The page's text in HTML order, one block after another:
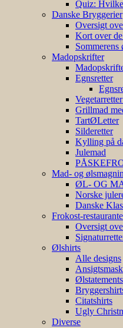
Quiz:
Danske Bryggerier
Oversigt
Kort over
Madopskrifter
Egnsretter
Grillmad
TartØLetter
Silderetter
Kylling på
Julemad
Mad- og
ØL- OG
Norske
Danske
Frokost-
Oversigt
Ølshirts
Alle designs
Ølstatements
Citatshirts
Ugly
Diverse